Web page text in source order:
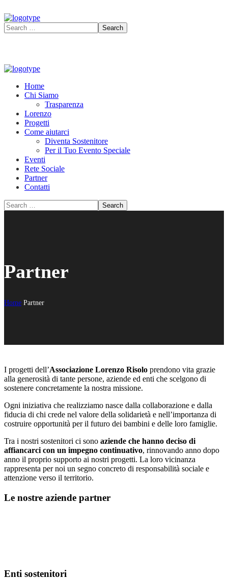
Home
Chi Siamo
Trasparenza
Lorenzo
Progetti
Come aiutarci
Diventa Sostenitore
Per il Tuo Evento Speciale
Eventi
Rete Sociale
Partner
Contatti
Partner
Home Partner
I progetti dell’Associazione Lorenzo Risolo prendono vita grazie
alla generosità di tante persone, aziende ed enti che scelgono di
sostenere concretamente la nostra missione.
Ogni iniziativa che realizziamo nasce dalla collaborazione e dalla
fiducia di chi crede nel valore della solidarietà e nell’importanza di
costruire opportunità per il futuro dei bambini e delle loro famiglie.
Tra i nostri sostenitori ci sono aziende che hanno deciso di
affiancarci con un impegno continuativo, rinnovando anno dopo
anno il proprio supporto ai nostri progetti. La loro vicinanza
rappresenta per noi un segno concreto di responsabilità sociale e
attenzione verso il territorio.
Le nostre aziende partner
Enti sostenitori